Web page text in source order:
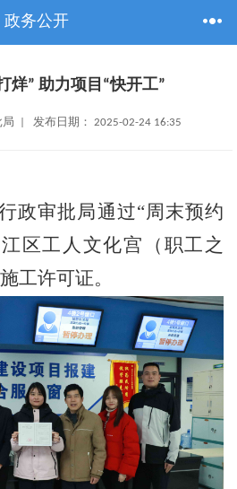
政务公开
烊” 助力项目“快开工”
局 | 发布日期： 2025-02-24 16:35
政审批局通过“周末预约
区工人文化宫（职工之
工许可证。